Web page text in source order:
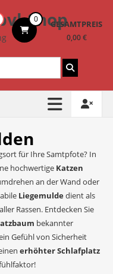
Shop
0 GESAMTPREIS
0,00 €
für Ihre Samtpfote? In
hochwertige Katzen
an der Wand oder
Liegemulde dient als
Rassen. Entdecken Sie
bekannter
Gefühl von Sicherheit
erhöhter Schlafplatz